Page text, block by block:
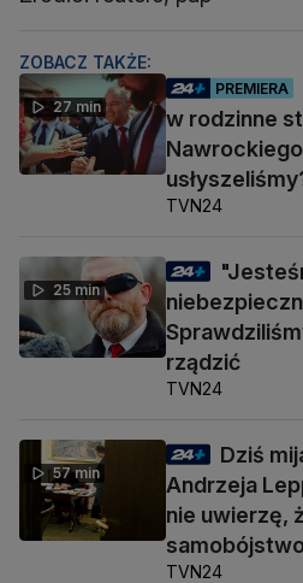
ZOBACZ TAKŻE:
27 min
PREMIERA
w rodzinne
TVN24
25 min
rządzić
TVN24
57 min
Dziś
Andrzeja
nie uwierzę,
TVN24